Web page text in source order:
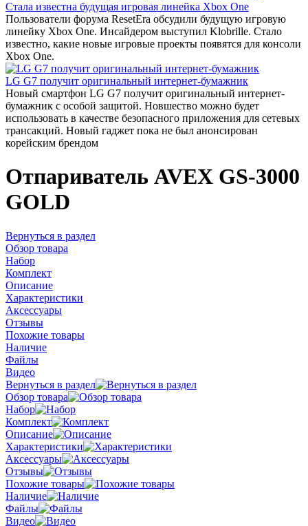
Стала известна будущая игровая линейка Xbox One
Пользователи форума ResetEra обсудили будущую игровую
линейку Xbox One. Инсайдером выступил Klobrille. Стало
известно, какие новые игровые проекты появятся для консоли
Xbox One.
LG G7 получит оригинальный интернет-бумажник
Новый смартфон LG G7 получит оригинальный интернет-
бумажник с особой защитой. Новшество можно будет
использовать в качестве безопасного приложения для сетевых
трансакций. Новый гаджет пока не был анонсирован
корейским брендом
Отпариватель AVEX GS-3000
GOLD
Вернуться в раздел
Обзор товара
Набор
Комплект
Описание
Характеристики
Аксессуары
Отзывы
Похожие товары
Наличие
Файлы
Видео
Вернуться в раздел
Обзор товара
Набор
Комплект
Описание
Характеристики
Аксессуары
Отзывы
Похожие товары
Наличие
Файлы
Видео